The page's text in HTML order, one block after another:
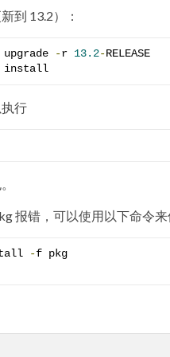
到 13.2）：
-r 13.2-RELEASE
install
行
报错，可以使用以下命令
-f pkg